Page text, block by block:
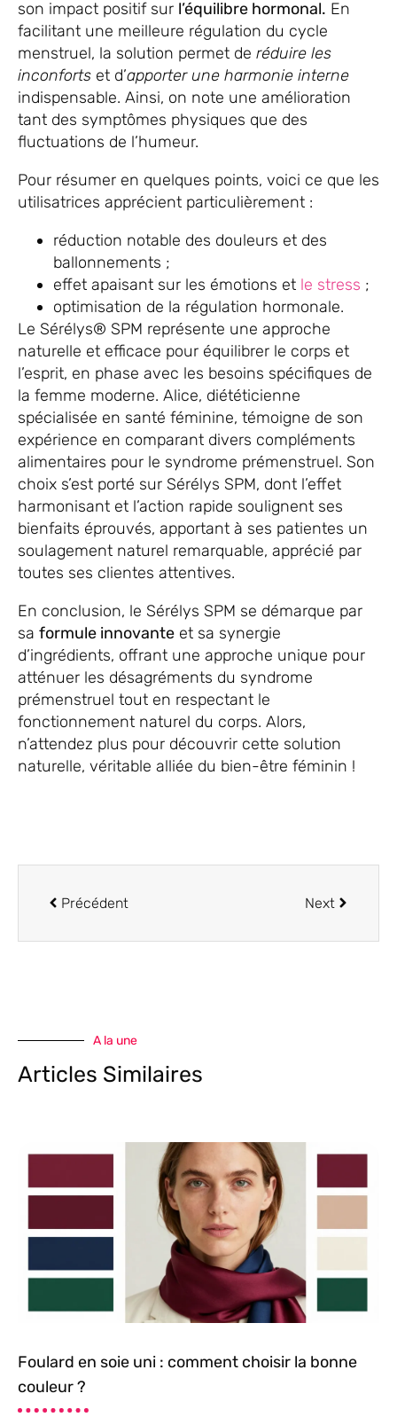
son impact positif sur l’équilibre hormonal. En
facilitant une meilleure régulation du cycle
menstruel, la solution permet de réduire les
inconforts et d’apporter une harmonie interne
indispensable. Ainsi, on note une amélioration
tant des symptômes physiques que des
fluctuations de l’humeur.
Pour résumer en quelques points, voici ce que les
utilisatrices apprécient particulièrement :
réduction notable des douleurs et des
ballonnements ;
effet apaisant sur les émotions et le stress ;
optimisation de la régulation hormonale.
Le Sérélys® SPM représente une approche
naturelle et efficace pour équilibrer le corps et
l’esprit, en phase avec les besoins spécifiques de
la femme moderne. Alice, diététicienne
spécialisée en santé féminine, témoigne de son
expérience en comparant divers compléments
alimentaires pour le syndrome prémenstruel. Son
choix s’est porté sur Sérélys SPM, dont l’effet
harmonisant et l’action rapide soulignent ses
bienfaits éprouvés, apportant à ses patientes un
soulagement naturel remarquable, apprécié par
toutes ses clientes attentives.
En conclusion, le Sérélys SPM se démarque par
sa formule innovante et sa synergie
d’ingrédients, offrant une approche unique pour
atténuer les désagréments du syndrome
prémenstruel tout en respectant le
fonctionnement naturel du corps. Alors,
n’attendez plus pour découvrir cette solution
naturelle, véritable alliée du bien-être féminin !
Précédent Next
A la une
Articles Similaires
Foulard en soie uni : comment choisir la bonne
couleur ?